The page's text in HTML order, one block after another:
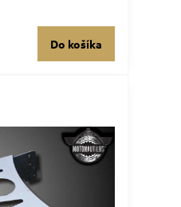
Do košíka